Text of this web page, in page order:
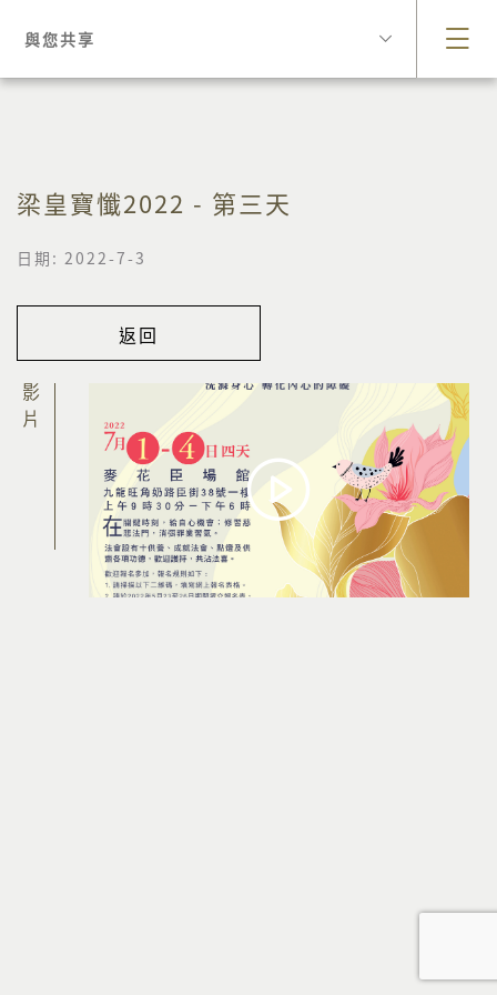
與您共享
梁皇寶懺2022 - 第三天
日期: 2022-7-3
返回
影片